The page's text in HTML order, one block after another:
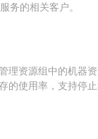
务的相关客户。
理资源组中的机器
的使用率，支持停